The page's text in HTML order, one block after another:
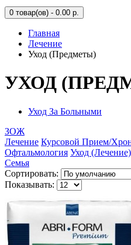
0 товар(ов) - 0.00 р.
Главная
Лечение
Уход (Предметы)
УХОД
Уход За Больными
ЗОЖ
Лечение Курсовой Прием/
Офтальмология Уход (Лечение)
Семья
Сортировать:
Показывать: